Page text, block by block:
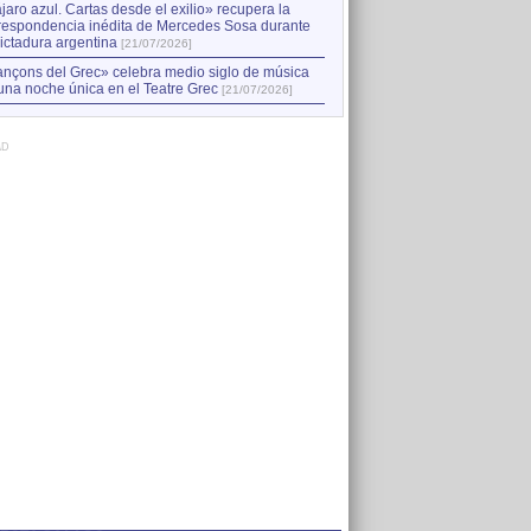
azul. Cartas desde el exilio» recupera la
inédita de Mercedes Sosa durante
argentina [21/07/2026]
del Grec» celebra medio siglo de música
noche única en el Teatre Grec [21/07/2026]